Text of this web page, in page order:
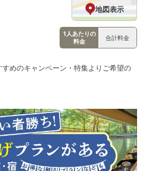
地図表示
1人あたりの
料金
合計料金
めのキャンペーン・特集よりご希望の